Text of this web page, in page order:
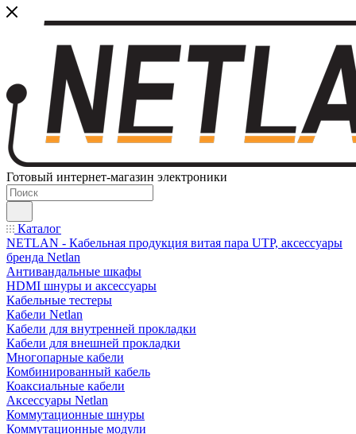
Готовый интернет-магазин электроники
Каталог
NETLAN - Кабельная продукция витая пара UTP, аксессуары
бренда Netlan
Антивандальные шкафы
HDMI шнуры и аксессуары
Кабельные тестеры
Кабели Netlan
Кабели для внутренней прокладки
Кабели для внешней прокладки
Многопарные кабели
Комбинированный кабель
Коаксиальные кабели
Аксессуары Netlan
Коммутационные шнуры
Коммутационные модули